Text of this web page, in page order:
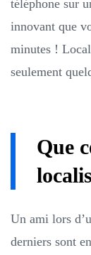
téléphone sur
innovant que
minutes !
seulement
Que
Un ami lors
derniers sont